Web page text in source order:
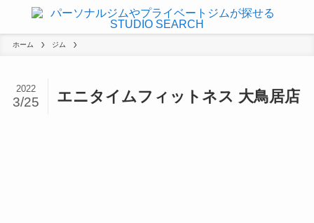
ホーム ジム
エニタイムフィットネス 大鳥居店
2022
3/25